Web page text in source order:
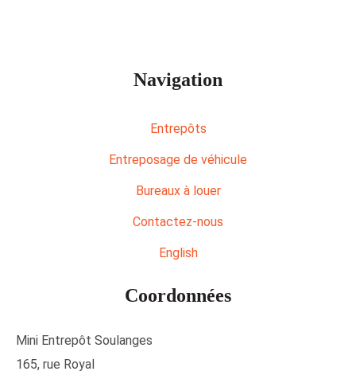
Navigation
Entrepôts
Entreposage de véhicule
Bureaux à louer
Contactez-nous
English
Coordonnées
Mini Entrepôt Soulanges
165, rue Royal